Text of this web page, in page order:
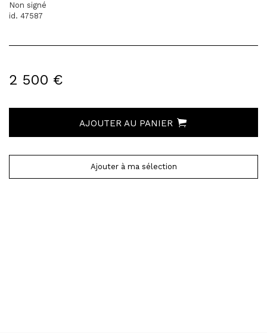
Non signé
id. 47587
2 500 €
AJOUTER AU PANIER
Ajouter à ma sélection